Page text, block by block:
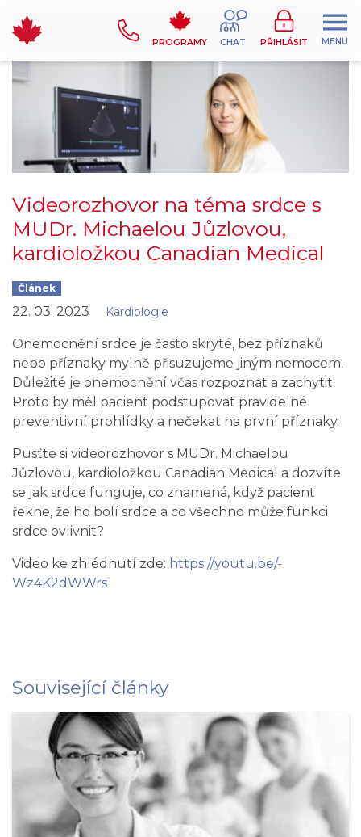
PROGRAMY CHAT PŘIHLÁSIT MENU
Videorozhovor na téma srdce s
MUDr. Michaelou Jůzlovou,
kardioložkou Canadian Medical
Článek
22. 03. 2023 Kardiologie
Onemocnění srdce je často skryté, bez příznaků
nebo příznaky mylně přisuzujeme jiným nemocem.
Důležité je onemocnění včas rozpoznat a zachytit.
Proto by měl pacient podstupovat pravidelné
preventivní prohlídky a nečekat na první příznaky.
Pusťte si videorozhovor s MUDr. Michaelou
Jůzlovou, kardioložkou Canadian Medical a dozvíte
se jak srdce funguje, co znamená, když pacient
řekne, že ho bolí srdce a co všechno může funkci
srdce ovlivnit?
Video ke zhlédnutí zde: https://youtu.be/-
Wz4K2dWWrs
Související články